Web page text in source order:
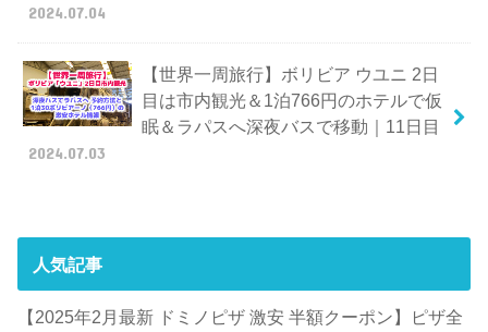
2024.07.04
【世界一周旅行】ボリビア ウユニ 2日
目は市内観光＆1泊766円のホテルで仮
眠＆ラパスへ深夜バスで移動｜11日目
2024.07.03
人気記事
【2025年2月最新 ドミノピザ 激安 半額クーポン】ピザ全